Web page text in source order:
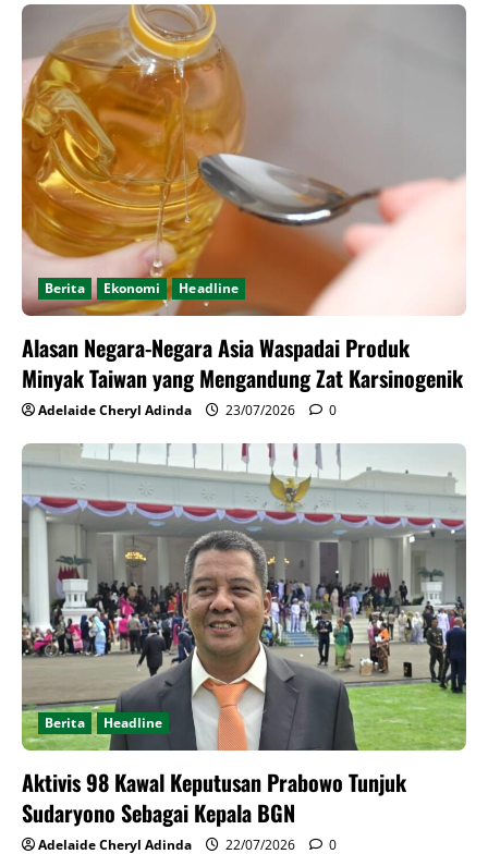
Berita Ekonomi Headline
Alasan Negara-Negara Asia Waspadai Produk
Minyak Taiwan yang Mengandung Zat Karsinogenik
Adelaide Cheryl Adinda 23/07/2026 0
Berita Headline
Aktivis 98 Kawal Keputusan Prabowo Tunjuk
Sudaryono Sebagai Kepala BGN
Adelaide Cheryl Adinda 22/07/2026 0